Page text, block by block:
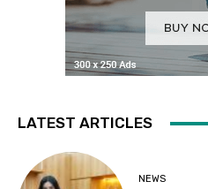
LATEST ARTICLES
NEWS